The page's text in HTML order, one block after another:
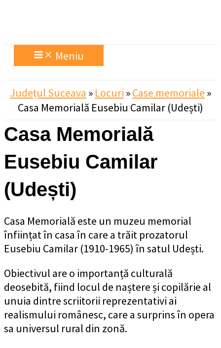
Meniu
Județul Suceava » Locuri »Case memoriale »
Casa Memorială Eusebiu Camilar (Udești)
Casa Memorială
Eusebiu Camilar
(Udești)
Casa Memorială este un muzeu memorial
înființat în casa în care a trăit prozatorul
Eusebiu Camilar (1910-1965) în satul Udești.
Obiectivul are o importanță culturală
deosebită, fiind locul de naștere și copilărie al
unuia dintre scriitorii reprezentativi ai
realismului românesc, care a surprins în opera
sa universul rural din zonă.